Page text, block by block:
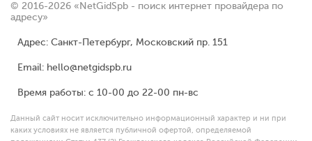
© 2016-2026 «NetGidSpb - поиск интернет провайдера по
адресу»
Адрес: Санкт-Петербург, Московский пр. 151
Email: hello@netgidspb.ru
Время работы: с 10-00 до 22-00 пн-вс
Данный сайт носит исключительно информационный характер и ни при
каких условиях не является публичной офертой, определяемой